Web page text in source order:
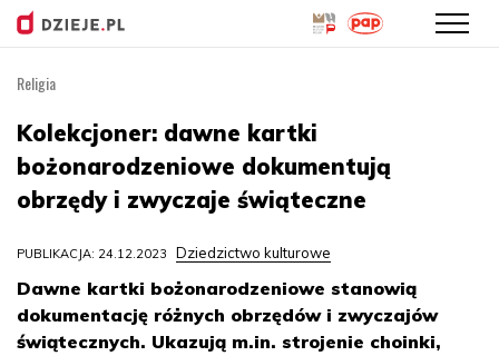
treści
Religia
Kolekcjoner: dawne kartki
bożonarodzeniowe dokumentują
obrzędy i zwyczaje świąteczne
PUBLIKACJA: 24.12.2023 Dziedzictwo kulturowe
Dawne kartki bożonarodzeniowe stanowią
dokumentację różnych obrzędów i zwyczajów
świątecznych. Ukazują m.in. strojenie choinki,